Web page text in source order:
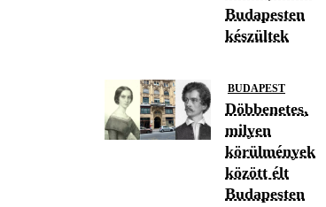
Budapesten
készültek
BUDAPEST
Döbbenetes,
milyen
körülmények
között élt
Budapesten